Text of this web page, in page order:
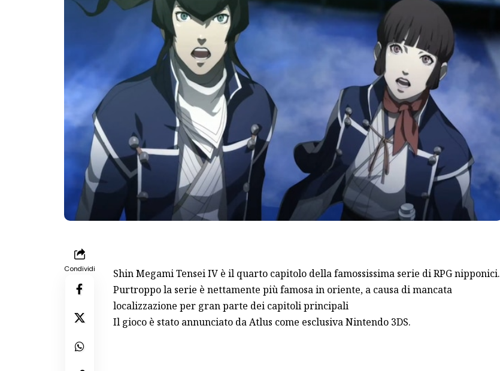
Condividi
Shin Megami Tensei IV è il quarto capitolo della famossissima serie di RPG nipponici.
Purtroppo la serie è nettamente più famosa in oriente, a causa di mancata
localizzazione per gran parte dei capitoli principali
Il gioco è stato annunciato da Atlus come esclusiva Nintendo 3DS.